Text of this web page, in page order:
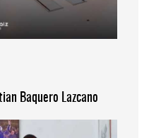
Baquero Lazcano